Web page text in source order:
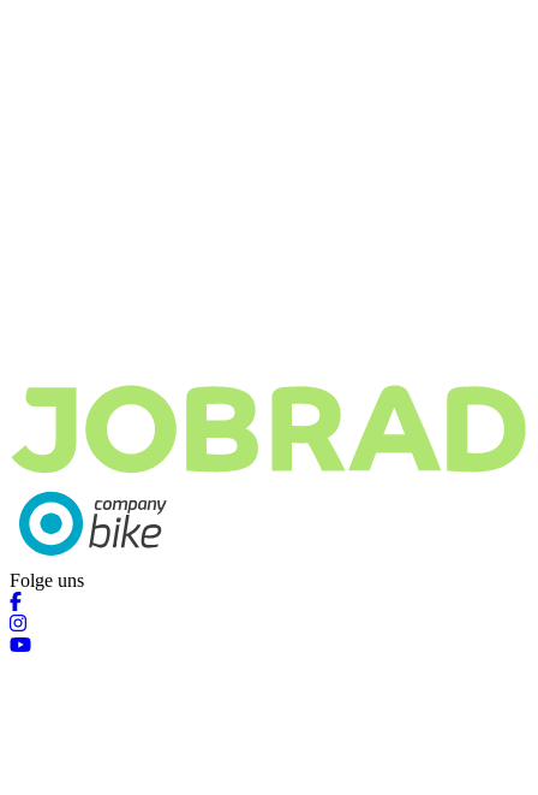
Folge uns